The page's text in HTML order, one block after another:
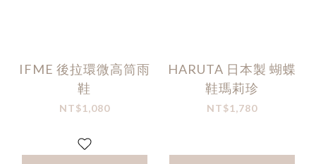
IFME 後拉環微高筒雨
鞋
NT$1,080
HARUTA 日本製 蝴蝶
鞋瑪莉珍
NT$1,780